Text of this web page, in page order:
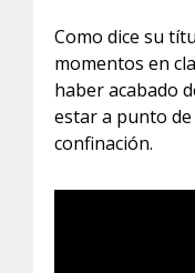
Como dice su
momentos en
haber acabado
estar a punto
confinación.